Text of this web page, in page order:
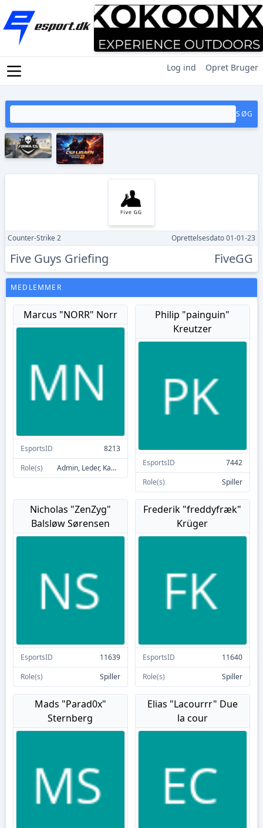
Log ind Opret Bruger
SØG
Counter-Strike 2 Oprettelsesdato 01-01-23
Five Guys Griefing FiveGG
MEDLEMMER
Marcus "NORR" Norr
EsportsID
8213
Role(s)
Admin, Leder, Kampleder, Spiller
Philip "painguin"
Kreutzer
EsportsID
7442
Role(s)
Spiller
Nicholas "ZenZyg"
Balsløw Sørensen
EsportsID
11639
Role(s)
Spiller
Frederik "freddyfræk"
Krüger
EsportsID
11640
Role(s)
Spiller
Mads "Parad0x"
Sternberg
Elias "Lacourrr" Due
la cour